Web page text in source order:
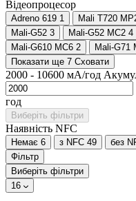
Відеопроцесор
Adreno 619 1 Mali T720
Mali-G52 3 Mali-G52 MC2 4
Mali-G610 MC6 2 Mali-G71
Показати ще 7 Сховати
2000 - 10600 мА/год
год
Виберіть фільтри
Наявність NFC
Немає 6 з NFC 49 без
Фільтр
Виберіть фільтри
16